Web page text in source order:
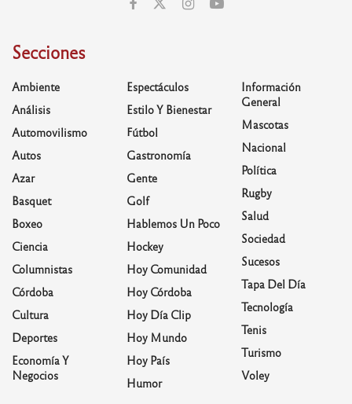
Secciones
Ambiente
Análisis
Automovilismo
Autos
Azar
Basquet
Boxeo
Ciencia
Columnistas
Córdoba
Cultura
Deportes
Economía Y
Negocios
Espectáculos
Estilo Y Bienestar
Fútbol
Gastronomía
Gente
Golf
Hablemos Un Poco
Hockey
Hoy Comunidad
Hoy Córdoba
Hoy Día Clip
Hoy Mundo
Hoy País
Humor
Información
General
Mascotas
Nacional
Política
Rugby
Salud
Sociedad
Sucesos
Tapa Del Día
Tecnología
Tenis
Turismo
Voley